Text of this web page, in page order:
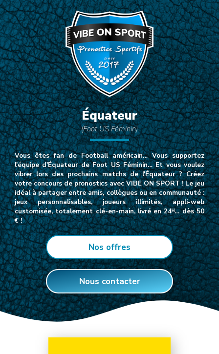
Équateur
(Foot US Féminin)
Vous êtes fan de Football américain… Vous supportez
l'équipe d'Équateur de Foot US Féminin… Et vous voulez
vibrer lors des prochains matchs de l'Équateur ? Créez
votre concours de pronostics avec VIBE ON SPORT ! Le jeu
idéal à partager entre amis, collègues ou en communauté :
jeux personnalisables, joueurs illimités, appli-web
customisée, totalement clé-en-main, livré en 24ᴴ… dès 50
€ !
Nos offres
Nous contacter